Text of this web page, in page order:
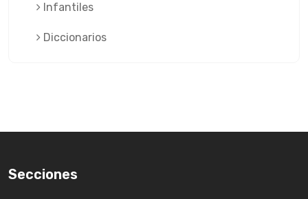
Infantiles
Diccionarios
Secciones